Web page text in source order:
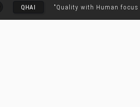
QHAI "Quality with Human focus